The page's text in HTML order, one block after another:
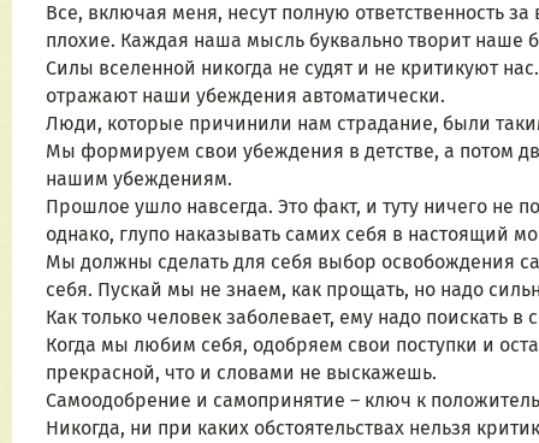
Все, включая меня, несут полную ответственность
плохие. Каждая наша мысль буквально творит наше
Силы вселенной никогда не судят и не критикуют
отражают наши убеждения автоматически.
Люди, которые причинили нам страдание, были
Мы формируем свои убеждения в детстве, а потом
нашим убеждениям.
Прошлое ушло навсегда. Это факт, и туту ничего
однако, глупо наказывать самих себя в настоящий
Мы должны сделать для себя выбор освобождения
себя. Пускай мы не знаем, как прощать, но надо
Как только человек заболевает, ему надо поискать в
Когда мы любим себя, одобряем свои поступки и
прекрасной, что и словами не выскажешь.
Самоодобрение и самопринятие – ключ к
Никогда, ни при каких обстоятельствах нельзя